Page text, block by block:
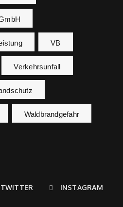
VB
Verkehrsunfall
Waldbrandgefahr
TWITTER INSTAGRAM